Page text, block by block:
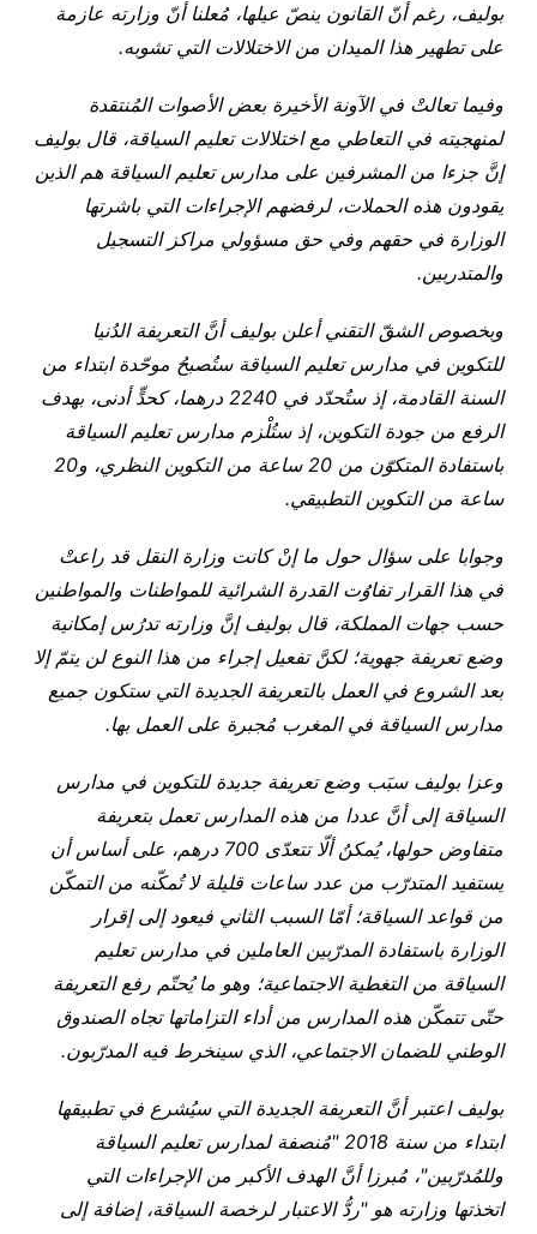
بوليف، رغم أنّ القانون ينصّ عيلها، مُعلنا أنّ وزارته عازمة
على تطهير هذا الميدان من الاختلالات التي تشوبه.
وفيما تعالتْ في الآونة الأخيرة بعض الأصوات المُنتقدة
لمنهجيته في التعاطي مع اختلالات تعليم السياقة، قال بوليف
إنَّ جزءا من المشرفين على مدارس تعليم السياقة هم الذين
يقودون هذه الحملات، لرفضهم الإجراءات التي باشرتها
الوزارة في حقهم وفي حق مسؤولي مراكز التسجيل
والمتدربين.
وبخصوص الشقّ التقني أعلن بوليف أنَّ التعريفة الدُنيا
للتكوين في مدارس تعليم السياقة ستُصبحُ موحّدة ابتداء من
السنة القادمة، إذ ستُحدّد في 2240 درهما، كحدٍّ أدنى، بهدف
الرفع من جودة التكوين، إذ ستُلْزم مدارس تعليم السياقة
باستفادة المتكوّن من 20 ساعة من التكوين النظري، و20
ساعة من التكوين التطبيقي.
وجوابا على سؤال حول ما إنْ كانت وزارة النقل قد راعتْ
في هذا القرار تفاوُت القدرة الشرائية للمواطنات والمواطنين
حسب جهات المملكة، قال بوليف إنَّ وزارته تدرُس إمكانية
وضع تعريفة جهوية؛ لكنَّ تفعيل إجراء من هذا النوع لن يتمّ إلا
بعد الشروع في العمل بالتعريفة الجديدة التي ستكون جميع
مدارس السياقة في المغرب مُجبرة على العمل بها.
وعزا بوليف سبَب وضع تعريفة جديدة للتكوين في مدارس
السياقة إلى أنَّ عددا من هذه المدارس تعمل بتعريفة
متفاوض حولها، يُمكنُ ألّا تتعدّى 700 درهم، على أساس أن
يستفيد المتدرّب من عدد ساعات قليلة لا تُمكّنه من التمكّن
من قواعد السياقة؛ أمّا السبب الثاني فيعود إلى إقرار
الوزارة باستفادة المدرّبين العاملين في مدارس تعليم
السياقة من التغطية الاجتماعية؛ وهو ما يُحتّم رفع التعريفة
حتّى تتمكّن هذه المدارس من أداء التزاماتها تجاه الصندوق
الوطني للضمان الاجتماعي، الذي سينخرط فيه المدرّبون.
بوليف اعتبر أنَّ التعريفة الجديدة التي سيُشرع في تطبيقها
ابتداء من سنة 2018 "مُنصفة لمدارس تعليم السياقة
وللمُدرّبين"، مُبرزا أنَّ الهدف الأكبر من الإجراءات التي
اتخذتها وزارته هو "ردُّ الاعتبار لرخصة السياقة، إضافة إلى